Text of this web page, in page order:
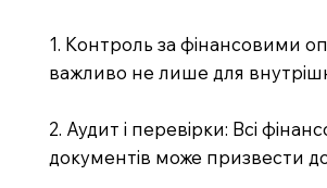
1. Контроль за фінансовими
важливо не лише для
2. Аудит і перевірки: Всі
документів може призвести до